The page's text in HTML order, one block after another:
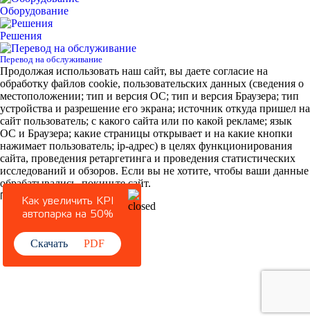
Оборудование
Решения
Перевод на обслуживание
Продолжая использовать наш сайт, вы даете согласие на
обработку файлов cookie, пользовательских данных (сведения о
местоположении; тип и версия ОС; тип и версия Браузера; тип
устройства и разрешение его экрана; источник откуда пришел на
сайт пользователь; с какого сайта или по какой рекламе; язык
ОС и Браузера; какие страницы открывает и на какие кнопки
нажимает пользователь; ip-адрес) в целях функционирования
сайта, проведения ретаргетинга и проведения статистических
исследований и обзоров. Если вы не хотите, чтобы ваши данные
обрабатывались, покиньте сайт.
ПринятьКак увеличить KPI
автопарка на 50%
Скачать PDF